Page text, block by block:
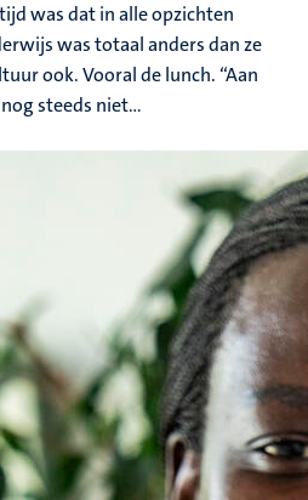
was dat in alle opzichten
was totaal anders dan ze
ook. Vooral de lunch. “Aan
steeds niet...